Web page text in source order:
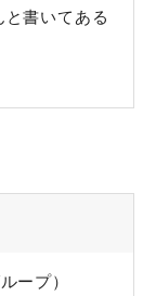
と書いてある
ープ）